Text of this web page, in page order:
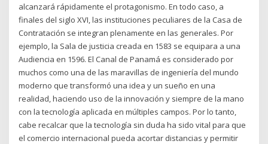
alcanzará rápidamente el protagonismo. En todo caso, a
finales del siglo XVI, las instituciones peculiares de la Casa de
Contratación se integran plenamente en las generales. Por
ejemplo, la Sala de justicia creada en 1583 se equipara a una
Audiencia en 1596. El Canal de Panamá es considerado por
muchos como una de las maravillas de ingeniería del mundo
moderno que transformó una idea y un sueño en una
realidad, haciendo uso de la innovación y siempre de la mano
con la tecnología aplicada en múltiples campos. Por lo tanto,
cabe recalcar que la tecnología sin duda ha sido vital para que
el comercio internacional pueda acortar distancias y permitir